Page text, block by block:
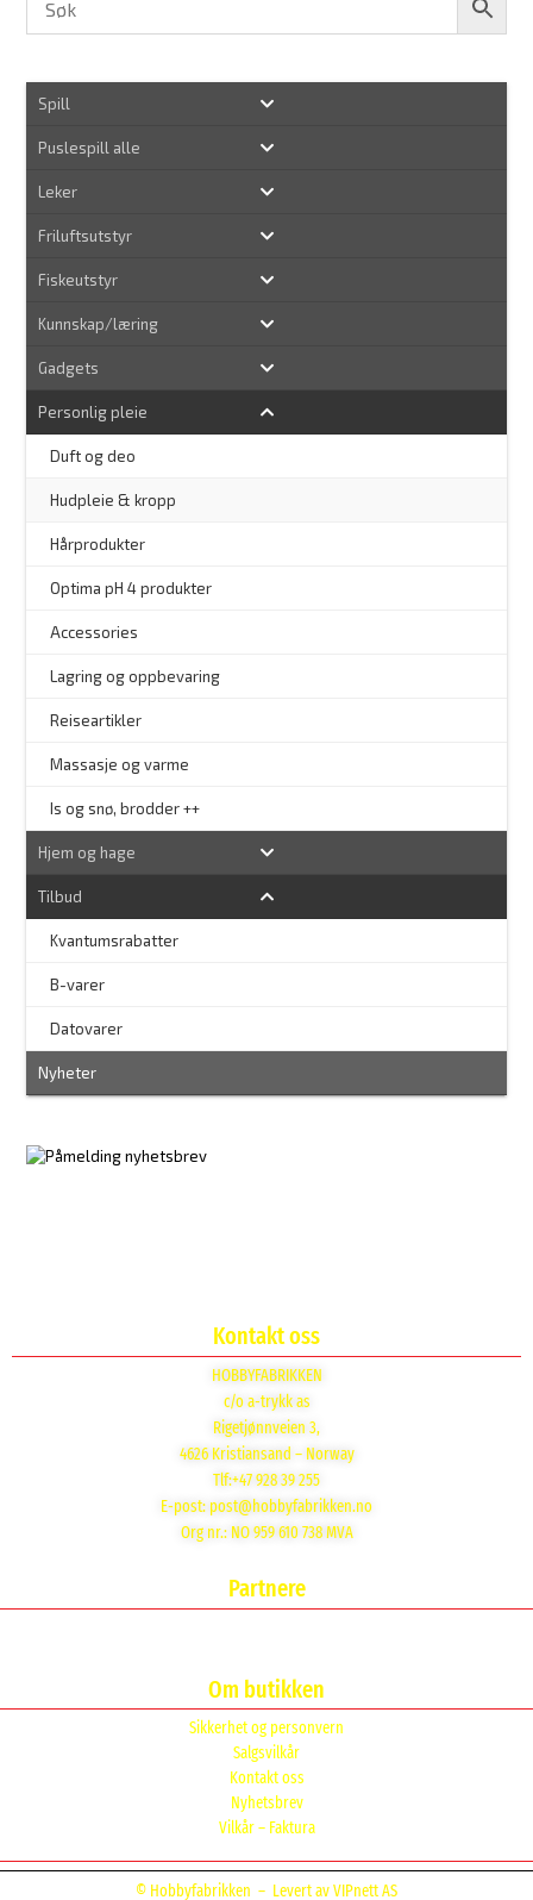
Spill
Puslespill alle
Leker
Friluftsutstyr
Fiskeutstyr
Kunnskap/læring
Gadgets
Personlig pleie
Duft og deo
Hudpleie & kropp
Hårprodukter
Optima pH 4 produkter
Accessories
Lagring og oppbevaring
Reiseartikler
Massasje og varme
Is og snø, brodder ++
Hjem og hage
Tilbud
Kvantumsrabatter
B-varer
Datovarer
Nyheter
Kontakt oss
HOBBYFABRIKKEN
c/o a-trykk as
Rigetjønnveien 3,
4626 Kristiansand – Norway
Tlf:+47 928 39 255
E-post: post@hobbyfabrikken.no
Org nr.: NO 959 610 738 MVA
Partnere
Om butikken
Sikkerhet og personvern
Salgsvilkår
Kontakt oss
Nyhetsbrev
Vilkår – Faktura
© Hobbyfabrikken – Levert av VIPnett AS